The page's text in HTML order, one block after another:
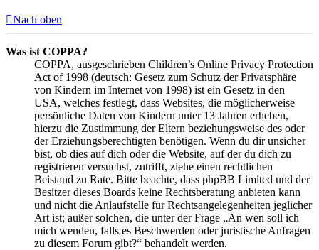
Nach oben
Was ist COPPA?
COPPA, ausgeschrieben Children’s Online Privacy Protection
Act of 1998 (deutsch: Gesetz zum Schutz der Privatsphäre
von Kindern im Internet von 1998) ist ein Gesetz in den
USA, welches festlegt, dass Websites, die möglicherweise
persönliche Daten von Kindern unter 13 Jahren erheben,
hierzu die Zustimmung der Eltern beziehungsweise des oder
der Erziehungsberechtigten benötigen. Wenn du dir unsicher
bist, ob dies auf dich oder die Website, auf der du dich zu
registrieren versuchst, zutrifft, ziehe einen rechtlichen
Beistand zu Rate. Bitte beachte, dass phpBB Limited und der
Besitzer dieses Boards keine Rechtsberatung anbieten kann
und nicht die Anlaufstelle für Rechtsangelegenheiten jeglicher
Art ist; außer solchen, die unter der Frage „An wen soll ich
mich wenden, falls es Beschwerden oder juristische Anfragen
zu diesem Forum gibt?“ behandelt werden.